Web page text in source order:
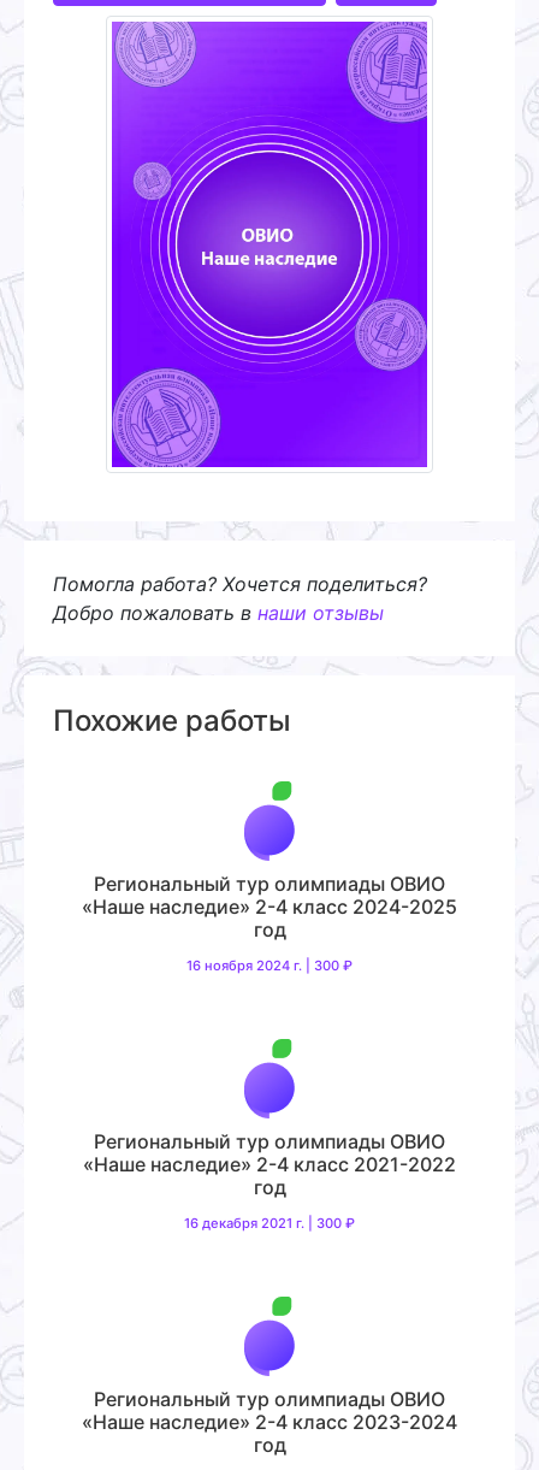
Помогла работа? Хочется поделиться?
Добро пожаловать в наши отзывы
Похожие работы
Региональный тур олимпиады ОВИО
«Наше наследие» 2-4 класс 2024-2025
год
16 ноября 2024 г. | 300 ₽
Региональный тур олимпиады ОВИО
«Наше наследие» 2-4 класс 2021-2022
год
16 декабря 2021 г. | 300 ₽
Региональный тур олимпиады ОВИО
«Наше наследие» 2-4 класс 2023-2024
год